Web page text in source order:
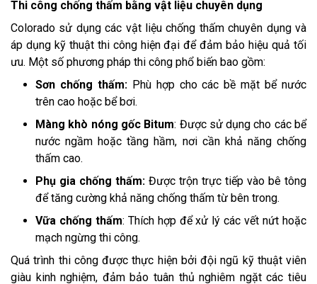
Thi công chống thấm bằng vật liệu chuyên dụng
Colorado sử dụng các vật liệu chống thấm chuyên dụng và
áp dụng kỹ thuật thi công hiện đại để đảm bảo hiệu quả tối
ưu. Một số phương pháp thi công phổ biến bao gồm:
Sơn chống thấm: Phù hợp cho các bề mặt bể nước
trên cao hoặc bể bơi.
Màng khò nóng gốc Bitum: Được sử dụng cho các bể
nước ngầm hoặc tầng hầm, nơi cần khả năng chống
thấm cao.
Phụ gia chống thấm: Được trộn trực tiếp vào bê tông
để tăng cường khả năng chống thấm từ bên trong.
Vữa chống thấm: Thích hợp để xử lý các vết nứt hoặc
mạch ngừng thi công.
Quá trình thi công được thực hiện bởi đội ngũ kỹ thuật viên
giàu kinh nghiệm, đảm bảo tuân thủ nghiêm ngặt các tiêu